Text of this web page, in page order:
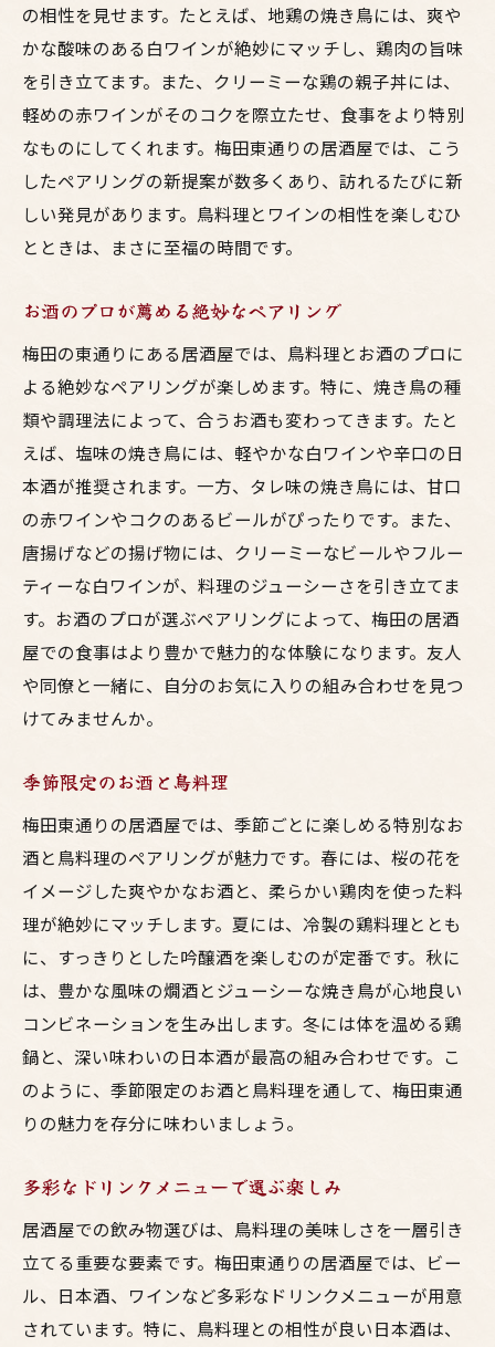
の相性を見せます。たとえば、地鶏の焼き鳥には、爽や
かな酸味のある白ワインが絶妙にマッチし、鶏肉の旨味
を引き立てます。また、クリーミーな鶏の親子丼には、
軽めの赤ワインがそのコクを際立たせ、食事をより特別
なものにしてくれます。梅田東通りの居酒屋では、こう
したペアリングの新提案が数多くあり、訪れるたびに新
しい発見があります。鳥料理とワインの相性を楽しむひ
とときは、まさに至福の時間です。
お酒のプロが薦める絶妙なペアリング
梅田の東通りにある居酒屋では、鳥料理とお酒のプロに
よる絶妙なペアリングが楽しめます。特に、焼き鳥の種
類や調理法によって、合うお酒も変わってきます。たと
えば、塩味の焼き鳥には、軽やかな白ワインや辛口の日
本酒が推奨されます。一方、タレ味の焼き鳥には、甘口
の赤ワインやコクのあるビールがぴったりです。また、
唐揚げなどの揚げ物には、クリーミーなビールやフルー
ティーな白ワインが、料理のジューシーさを引き立てま
す。お酒のプロが選ぶペアリングによって、梅田の居酒
屋での食事はより豊かで魅力的な体験になります。友人
や同僚と一緒に、自分のお気に入りの組み合わせを見つ
けてみませんか。
季節限定のお酒と鳥料理
梅田東通りの居酒屋では、季節ごとに楽しめる特別なお
酒と鳥料理のペアリングが魅力です。春には、桜の花を
イメージした爽やかなお酒と、柔らかい鶏肉を使った料
理が絶妙にマッチします。夏には、冷製の鶏料理ととも
に、すっきりとした吟醸酒を楽しむのが定番です。秋に
は、豊かな風味の燗酒とジューシーな焼き鳥が心地良い
コンビネーションを生み出します。冬には体を温める鶏
鍋と、深い味わいの日本酒が最高の組み合わせです。こ
のように、季節限定のお酒と鳥料理を通して、梅田東通
りの魅力を存分に味わいましょう。
多彩なドリンクメニューで選ぶ楽しみ
居酒屋での飲み物選びは、鳥料理の美味しさを一層引き
立てる重要な要素です。梅田東通りの居酒屋では、ビー
ル、日本酒、ワインなど多彩なドリンクメニューが用意
されています。特に、鳥料理との相性が良い日本酒は、